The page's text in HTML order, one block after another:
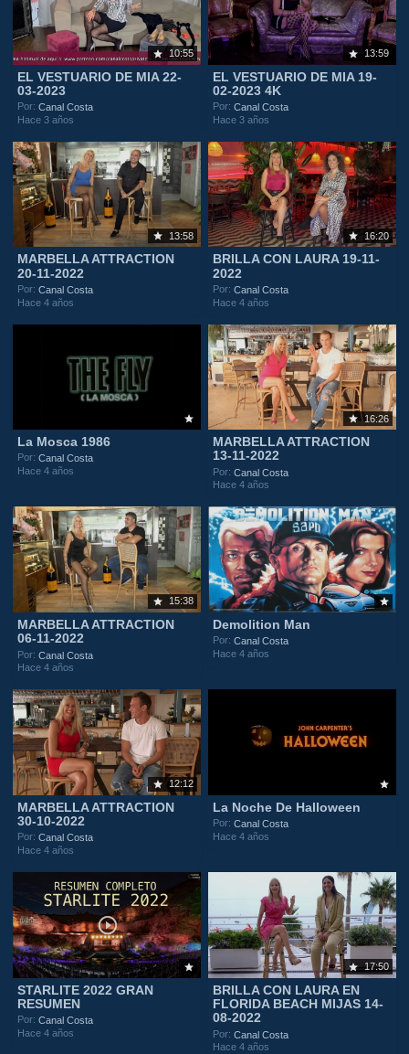
10:55
EL VESTUARIO DE MIA 22-
03-2023
Por:Canal Costa
Hace 3 años
13:59
EL VESTUARIO DE MIA 19-
02-2023 4K
Por:Canal Costa
Hace 3 años
13:58
MARBELLA ATTRACTION
20-11-2022
Por:Canal Costa
Hace 4 años
16:20
BRILLA CON LAURA 19-11-
2022
Por:Canal Costa
Hace 4 años
La Mosca 1986
Por:Canal Costa
Hace 4 años
16:26
MARBELLA ATTRACTION
13-11-2022
Por:Canal Costa
Hace 4 años
15:38
MARBELLA ATTRACTION
06-11-2022
Por:Canal Costa
Hace 4 años
Demolition Man
Por:Canal Costa
Hace 4 años
12:12
MARBELLA ATTRACTION
30-10-2022
Por:Canal Costa
Hace 4 años
La Noche De Halloween
Por:Canal Costa
Hace 4 años
STARLITE 2022 GRAN
RESUMEN
Por:Canal Costa
Hace 4 años
17:50
BRILLA CON LAURA EN
FLORIDA BEACH MIJAS 14-
08-2022
Por:Canal Costa
Hace 4 años